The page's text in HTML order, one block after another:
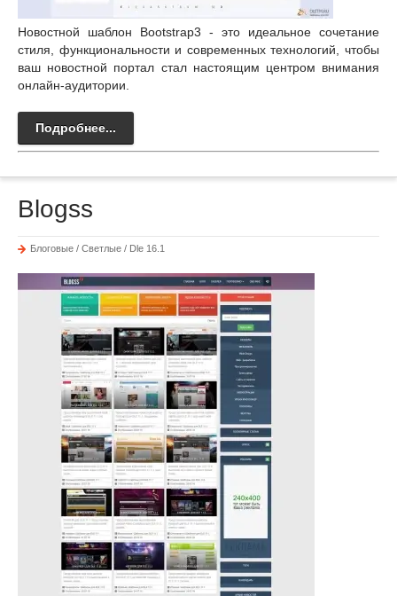
Новостной шаблон Bootstrap3 - это идеальное сочетание
стиля, функциональности и современных технологий, чтобы
ваш новостной портал стал настоящим центром внимания
онлайн-аудитории.
Подробнее...
Blogss
Блоговые / Светлые / Dle 16.1